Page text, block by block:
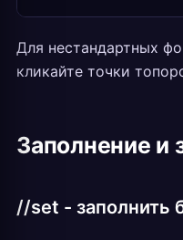
Для нестандартных
кликайте точки
Заполнение и
//set - заполнить